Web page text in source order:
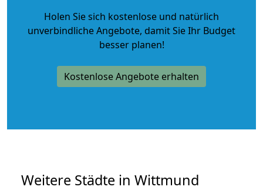
Holen Sie sich kostenlose und natürlich
unverbindliche Angebote, damit Sie Ihr Budget
besser planen!
Kostenlose Angebote erhalten
Weitere Städte in Wittmund